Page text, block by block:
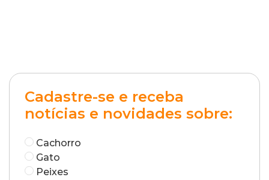
Cadastre-se e receba
notícias e novidades sobre:
Cachorro
Gato
Peixes